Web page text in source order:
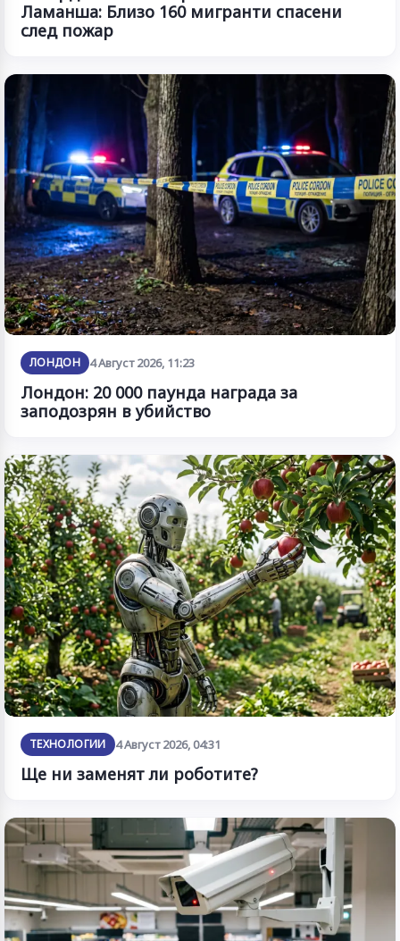
Ламанша: Близо 160 мигранти спасени
след пожар
ЛОНДОН 4 Август 2026, 11:23
Лондон: 20 000 паунда награда за
заподозрян в убийство
ТЕХНОЛОГИИ 4 Август 2026, 04:31
Ще ни заменят ли роботите?